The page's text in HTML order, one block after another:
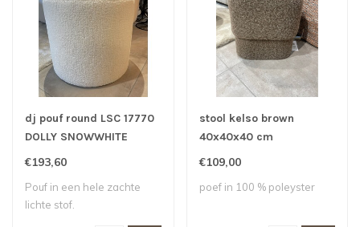
dj pouf round LSC 17770
DOLLY SNOWWHITE
€193,60
Pouf in een hele zachte
lichte stof.
stool kelso brown
40x40x40 cm
€109,00
poef in 100 % poleyster